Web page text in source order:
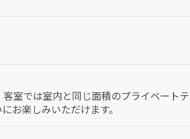
室では室内と同じ面積のプライベー
お楽しみいただけます。